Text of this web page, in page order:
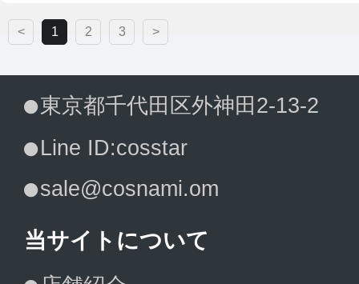
< 1 2 3 >
東京都千代田区外神田2-13-2
Line ID:cosstar
sale@cosnami.om
当サイトについて